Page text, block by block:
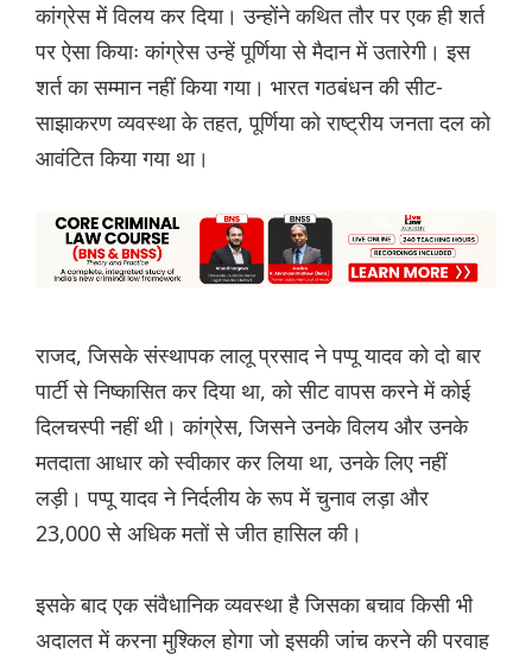
कांग्रेस में विलय कर दिया। उन्होंने कथित तौर पर एक ही शर्त
पर ऐसा कियाः कांग्रेस उन्हें पूर्णिया से मैदान में उतारेगी। इस
शर्त का सम्मान नहीं किया गया। भारत गठबंधन की सीट-
साझाकरण व्यवस्था के तहत, पूर्णिया को राष्ट्रीय जनता दल को
आवंटित किया गया था।
राजद, जिसके संस्थापक लालू प्रसाद ने पप्पू यादव को दो बार
पार्टी से निष्कासित कर दिया था, को सीट वापस करने में कोई
दिलचस्पी नहीं थी। कांग्रेस, जिसने उनके विलय और उनके
मतदाता आधार को स्वीकार कर लिया था, उनके लिए नहीं
लड़ी। पप्पू यादव ने निर्दलीय के रूप में चुनाव लड़ा और
23,000 से अधिक मतों से जीत हासिल की।
इसके बाद एक संवैधानिक व्यवस्था है जिसका बचाव किसी भी
अदालत में करना मुश्किल होगा जो इसकी जांच करने की परवाह